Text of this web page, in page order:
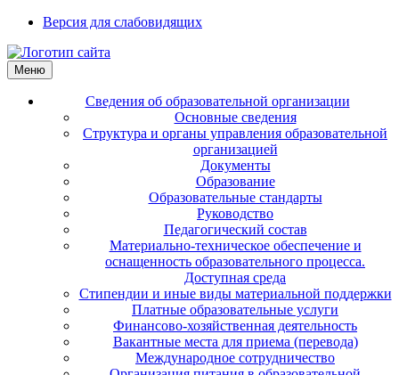
Версия для слабовидящих
Меню
Сведения об образовательной организации
Основные сведения
Структура и органы управления образовательной
организацией
Документы
Образование
Образовательные стандарты
Руководство
Педагогический состав
Материально-техническое обеспечение и
оснащенность образовательного процесса.
Доступная среда
Стипендии и иные виды материальной поддержки
Платные образовательные услуги
Финансово-хозяйственная деятельность
Вакантные места для приема (перевода)
Международное сотрудничество